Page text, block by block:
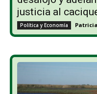
justicia al
Política y Economía